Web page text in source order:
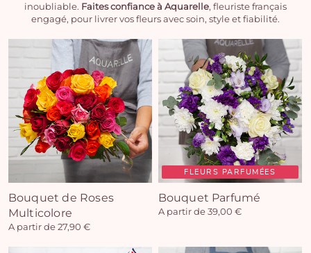
inoubliable. Faites confiance à Aquarelle, fleuriste français
engagé, pour livrer vos fleurs avec soin, style et fiabilité.
Bouquet de Roses
Multicolore
A partir de 27,90 €
FLEURS PARFUMÉES
Bouquet Parfumé
A partir de 39,00 €